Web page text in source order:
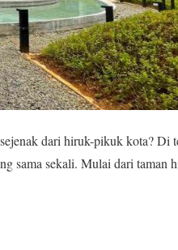
dari hiruk-pikuk kota? Di
sama sekali. Mulai dari taman